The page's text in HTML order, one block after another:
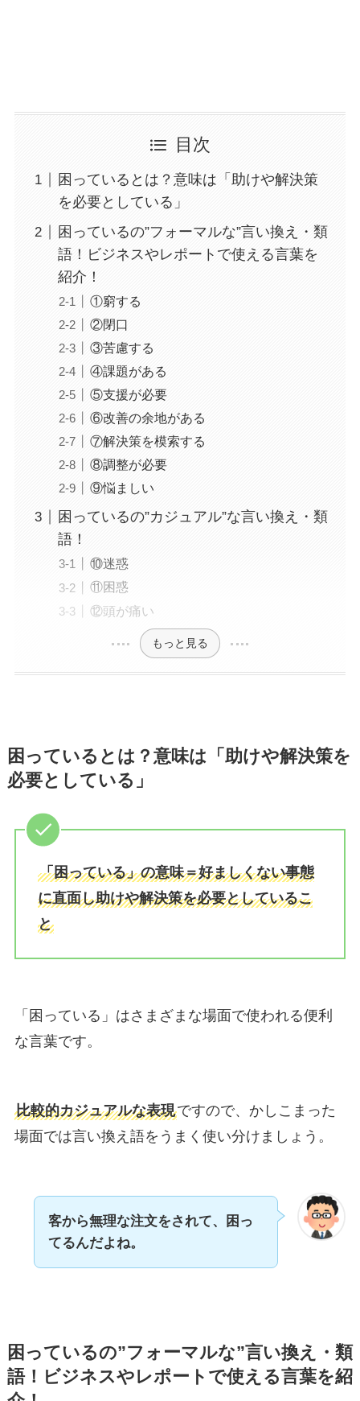
目次
困っているとは？意味は「助けや解決策
を必要としている」
困っているの”フォーマルな”言い換え・類
語！ビジネスやレポートで使える言葉を
紹介！
①窮する
②閉口
③苦慮する
④課題がある
⑤支援が必要
⑥改善の余地がある
⑦解決策を模索する
⑧調整が必要
⑨悩ましい
困っているの”カジュアル”な言い換え・類
語！
⑩迷惑
⑪困惑
⑫頭が痛い
もっと見る
困っているとは？意味は「助けや解決策を
必要としている」
「困っている」の意味＝好ましくない事態
に直面し助けや解決策を必要としているこ
と
「困っている」はさまざまな場面で使われる便利
な言葉です。
比較的カジュアルな表現ですので、かしこまった
場面では言い換え語をうまく使い分けましょう。
客から無理な注文をされて、困っ
てるんだよね。
困っているの”フォーマルな”言い換え・類
語！ビジネスやレポートで使える言葉を紹